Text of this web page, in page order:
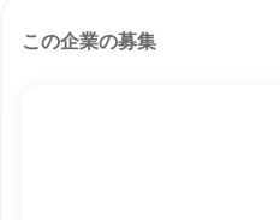
この企業の募集